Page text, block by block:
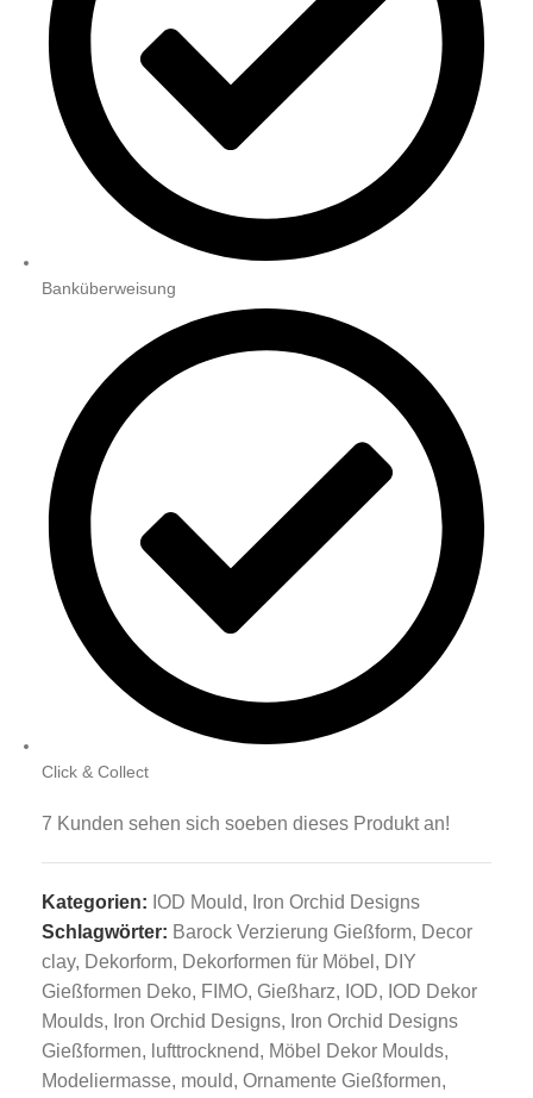
Banküberweisung
Click & Collect
7 Kunden sehen sich soeben dieses Produkt an!
Kategorien: IOD Mould, Iron Orchid Designs
Schlagwörter: Barock Verzierung Gießform, Decor
clay, Dekorform, Dekorformen für Möbel , DIY
Gießformen Deko, FIMO, Gießharz, IOD, IOD Dekor
Moulds, Iron Orchid Designs, Iron Orchid Designs
Gießformen, lufttrocknend, Möbel Dekor Moulds,
Modeliermasse, mould, Ornamente Gießformen,